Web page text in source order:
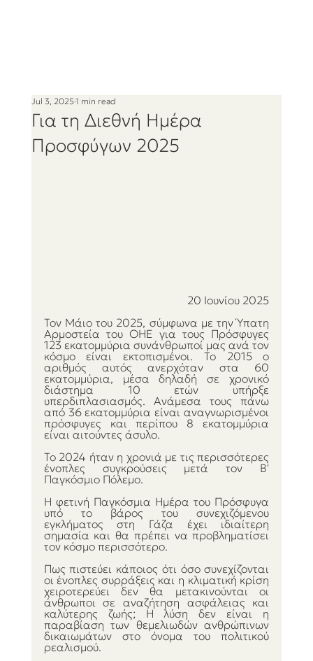
Για τη Διεθνή Ημέρα
Προσφύγων 2025
Jul 3, 20251 min read
20 Ιουνίου 2025
Τον Μάιο του 2025, σύμφωνα με την Ύπατη
Αρμοστεία του ΟΗΕ για τους Πρόσφυγες
123 εκατομμύρια συνάνθρωποί μας ανά τον
κόσμο είναι εκτοπισμένοι. Το 2015 ο
αριθμός αυτός ανερχόταν στα 60
εκατομμύρια, μέσα δηλαδή σε χρονικό
διάστημα 10 ετών υπήρξε
υπερδιπλασιασμός. Ανάμεσα τους πάνω
από 36 εκατομμύρια είναι αναγνωρισμένοι
πρόσφυγες και περίπου 8 εκατομμύρια
είναι αιτούντες άσυλο.
Το 2024 ήταν η χρονιά με τις περισσότερες
ένοπλες συγκρούσεις μετά τον Β'
Παγκόσμιο Πόλεμο.
Η φετινή Παγκόσμια Ημέρα του Πρόσφυγα
υπό το βάρος του συνεχιζόμενου
εγκλήματος στη Γάζα έχει ιδιαίτερη
σημασία και θα πρέπει να προβληματίσει
τον κόσμο περισσότερο.
Πως πιστεύει κάποιος ότι όσο συνεχίζονται
οι ένοπλες συρράξεις και η κλιματική κρίση
χειροτερεύει δεν θα μετακινούνται οι
άνθρωποι σε αναζήτηση ασφάλειας και
καλύτερης ζωής; Η λύση δεν είναι η
παραβίαση των θεμελιωδών ανθρώπινων
δικαιωμάτων στο όνομα του πολιτικού
ρεαλισμού.